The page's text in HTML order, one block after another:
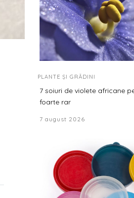
PLANTE ȘI GRĂDINI
7 soiuri de violete africane
foarte rar
7 august 2026